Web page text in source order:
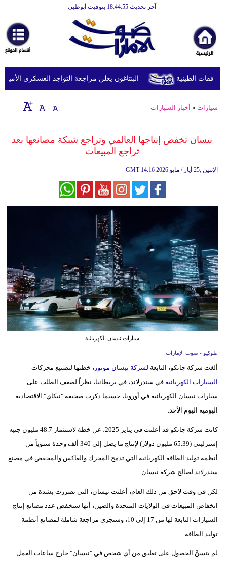
آخر تحديث 18:44:55 بتوقيت أبوظبي
أخبارعاجلة
رياضة
ثقافة
إقتصاد
وموسيقى
أخبار
إعلام
تعليم
إسلامية
علوم
مدوَّنات
فيديو
البنتاغون يعلن مراجعة التواجد العسكري الأميركي
سيارات » أخبار السيارات
نيسان تخفض إنتاجها العالمي وتراجع شبكة مصانعها بعد
تراجع المبيعات
GMT 14:16 2026 الإثنين ,25 أيار / مايو
سيارات نيسان الكهربائية
طوكيو - صوت الإمارات
ألغت شركة جاتكو، التابعة لشركة نيسان موتور ، خطتها لتصنيع محركات
السيارات الكهربائية في سندرلاند، في بريطانيا، نظراً لضعف الطلب على
سيارات نيسان الكهربائية في أوروبا، حسبما ذكرت صحيفة "نيكاي" الاقتصادية
اليومية اليوم الأحد.
كانت شركة جاتكو قد أعلنت في يناير 2025، عن خطة لاستثمار 48.7 مليون جنيه
إسترليني (65.39 مليون دولار) لإنتاج ما يصل إلى 340 ألف وحدة سنوياً من
أنظمة توليد الطاقة الكهربائية التي تدمج المحرك والعاكس والمخفض في مصنع
سندرلاند لصالح شركة نيسان.
لكن في وقت لاحق من ذلك العام، أعلنت نيسان، التي تضررت بشدة من
انخفاض المبيعات في الولايات المتحدة والصين، أنها ستخفض عدد مصانع إنتاج
السيارات التابعة لها من 17 إلى 10، وستجري مراجعة شاملة لمصانع أنظمة
توليد الطاقة.
لم يتسنَّ الحصول على تعليق من أي شخص في "نيسان" خارج ساعات العمل